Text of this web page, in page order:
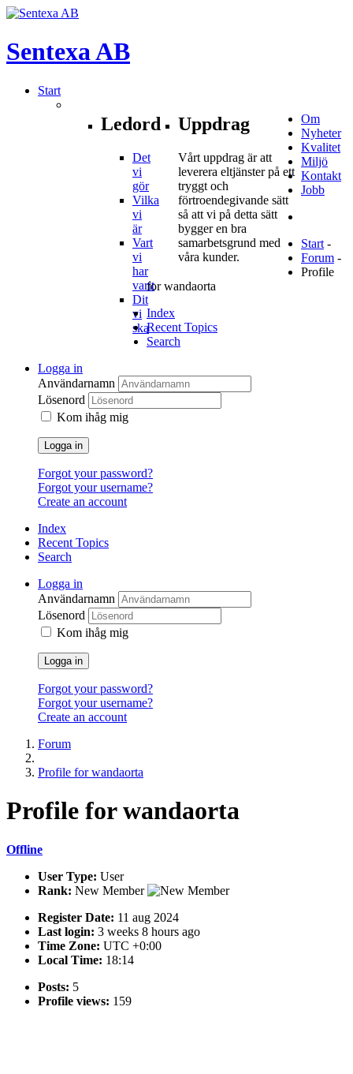
SentexaAB
Start
Ledord
Det
vi
gör
Vilka
vi
är
Vart
vi
har
varit
Dit
vi
ska
Uppdrag
Vårt uppdrag är att
leverera eltjänster på ett
tryggt och
förtroendegivande sätt
så att vi på detta sätt
bygger en bra
samarbetsgrund med
våra kunder.
Om
Nyheter
Kvalitet
Miljö
Kontakt
Jobb
Start -
Forum -
Profile
for wandaorta
Index
Recent Topics
Search
Logga in
Användarnamn
Lösenord
Kom ihåg mig
Logga in
Forgot your password?
Forgot your username?
Create an account
Index
Recent Topics
Search
Logga in
Användarnamn
Lösenord
Kom ihåg mig
Logga in
Forgot your password?
Forgot your username?
Create an account
Forum
Profile for wandaorta
Profile for wandaorta
Offline
User Type: User
Rank: New Member
Register Date: 11 aug 2024
Last login: 3 weeks 8 hours ago
Time Zone: UTC +0:00
Local Time: 18:14
Posts: 5
Profile views: 159